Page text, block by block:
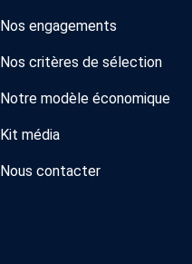
Nos engagements
Nos critères de sélection
Notre modèle économique
Kit média
Nous contacter